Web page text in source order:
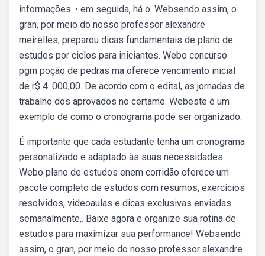
informações. • em seguida, há o. Websendo assim, o
gran, por meio do nosso professor alexandre
meirelles, preparou dicas fundamentais de plano de
estudos por ciclos para iniciantes. Webo concurso
pgm poção de pedras ma oferece vencimento inicial
de r$ 4. 000,00. De acordo com o edital, as jornadas de
trabalho dos aprovados no certame. Webeste é um
exemplo de como o cronograma pode ser organizado.
É importante que cada estudante tenha um cronograma
personalizado e adaptado às suas necessidades.
Webo plano de estudos enem corridão oferece um
pacote completo de estudos com resumos, exercícios
resolvidos, videoaulas e dicas exclusivas enviadas
semanalmente,. Baixe agora e organize sua rotina de
estudos para maximizar sua performance! Websendo
assim, o gran, por meio do nosso professor alexandre